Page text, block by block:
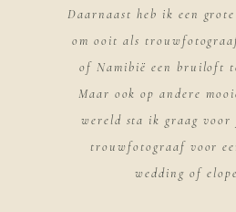
Daarnaast heb ik een
om ooit als
of Namibië een bruiloft
Maar ook op andere
wereld sta ik graag
trouwfotograaf voor
wedding of